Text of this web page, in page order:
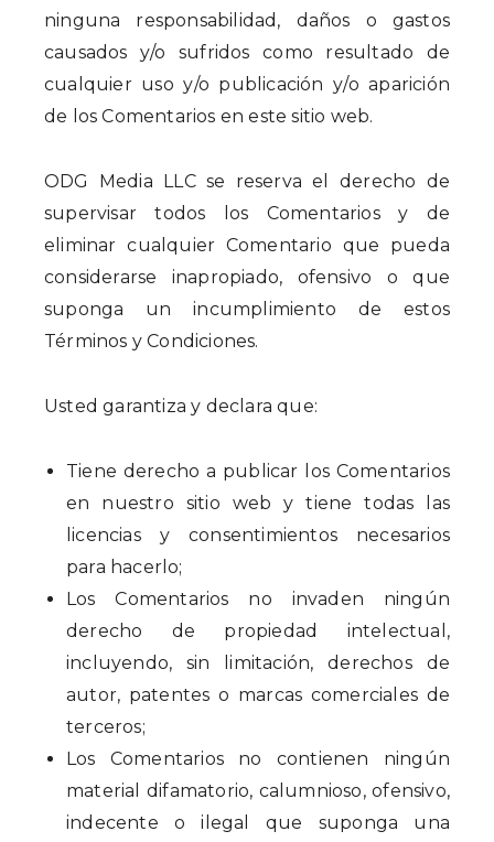
ninguna responsabilidad, daños o gastos
causados y/o sufridos como resultado de
cualquier uso y/o publicación y/o aparición
de los Comentarios en este sitio web.
ODG Media LLC se reserva el derecho de
supervisar todos los Comentarios y de
eliminar cualquier Comentario que pueda
considerarse inapropiado, ofensivo o que
suponga un incumplimiento de estos
Términos y Condiciones.
Usted garantiza y declara que:
Tiene derecho a publicar los Comentarios
en nuestro sitio web y tiene todas las
licencias y consentimientos necesarios
para hacerlo;
Los Comentarios no invaden ningún
derecho de propiedad intelectual,
incluyendo, sin limitación, derechos de
autor, patentes o marcas comerciales de
terceros;
Los Comentarios no contienen ningún
material difamatorio, calumnioso, ofensivo,
indecente o ilegal que suponga una